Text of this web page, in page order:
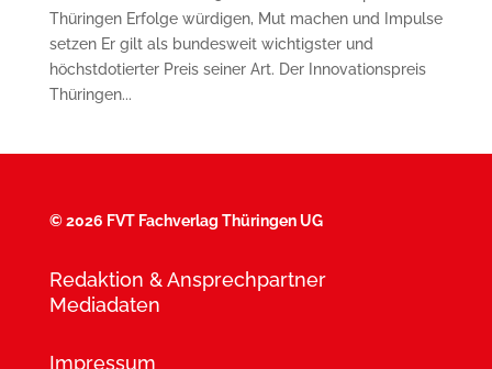
Thüringen Erfolge würdigen, Mut machen und Impulse
setzen Er gilt als bundesweit wichtigster und
höchstdotierter Preis seiner Art. Der Inno­vationspreis
Thüringen...
©2026 FVT Fachverlag Thüringen UG
Redaktion & Ansprechpartner
Mediadaten
Impressum